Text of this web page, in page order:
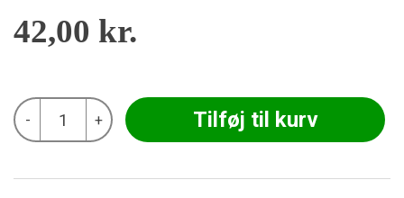
som4.00
ud af 5
baseret
42,00 kr.
-
RAW
Catcher
+ Tilføj til kurv